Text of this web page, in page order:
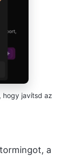
hogy javítsd az
a